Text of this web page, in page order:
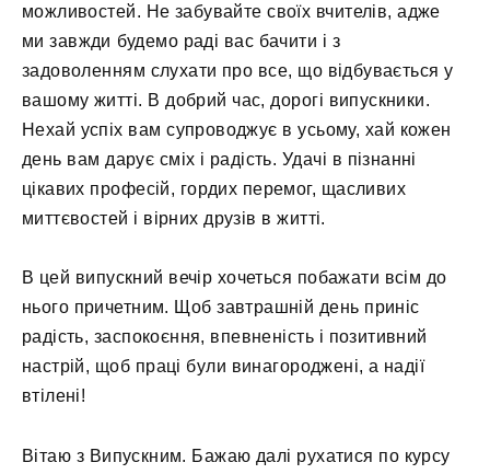
можливостей. Не забувайте своїх вчителів, адже
ми завжди будемо раді вас бачити і з
задоволенням слухати про все, що відбувається у
вашому житті. В добрий час, дорогі випускники.
Нехай успіх вам супроводжує в усьому, хай кожен
день вам дарує сміх і радість. Удачі в пізнанні
цікавих професій, гордих перемог, щасливих
миттєвостей і вірних друзів в житті.
В цей випускний вечір хочеться побажати всім до
нього причетним. Щоб завтрашній день приніс
радість, заспокоєння, впевненість і позитивний
настрій, щоб праці були винагороджені, а надії
втілені!
Вітаю з Випускним. Бажаю далі рухатися по курсу